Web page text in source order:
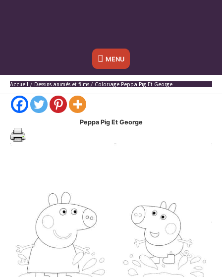
Sous
l'en-
MENU
Accueil Dessins animés et films Coloriage Peppa Pig Et George
Peppa Pig Et George